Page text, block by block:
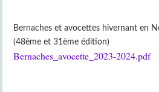
Bernaches et avocettes hivernant en
(48ème et 31ème édition)
Bernaches_avocette_2023-2024.pdf